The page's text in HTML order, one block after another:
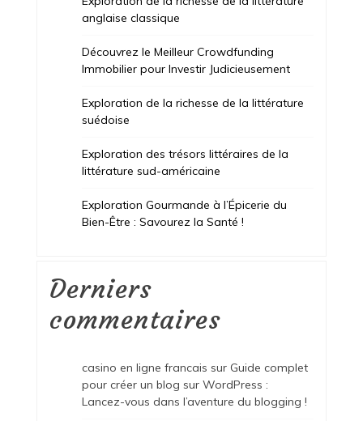
anglaise classique
Découvrez le Meilleur Crowdfunding
Immobilier pour Investir Judicieusement
Exploration de la richesse de la littérature
suédoise
Exploration des trésors littéraires de la
littérature sud-américaine
Exploration Gourmande à l’Épicerie du
Bien-Être : Savourez la Santé !
Derniers
commentaires
casino en ligne francais sur Guide complet
pour créer un blog sur WordPress :
Lancez-vous dans l’aventure du blogging !